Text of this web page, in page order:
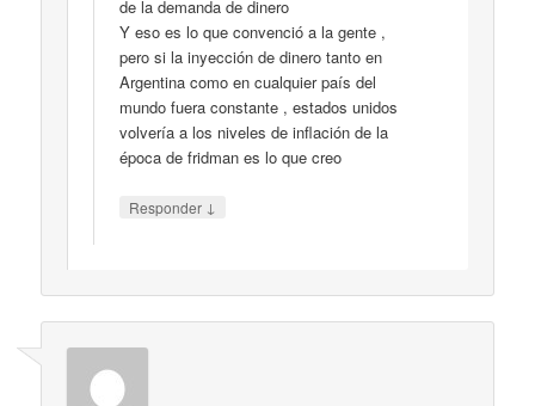
de la demanda de dinero
Y eso es lo que convenció a la gente ,
pero si la inyección de dinero tanto en
Argentina como en cualquier país del
mundo fuera constante , estados unidos
volvería a los niveles de inflación de la
época de fridman es lo que creo
Responder ↓